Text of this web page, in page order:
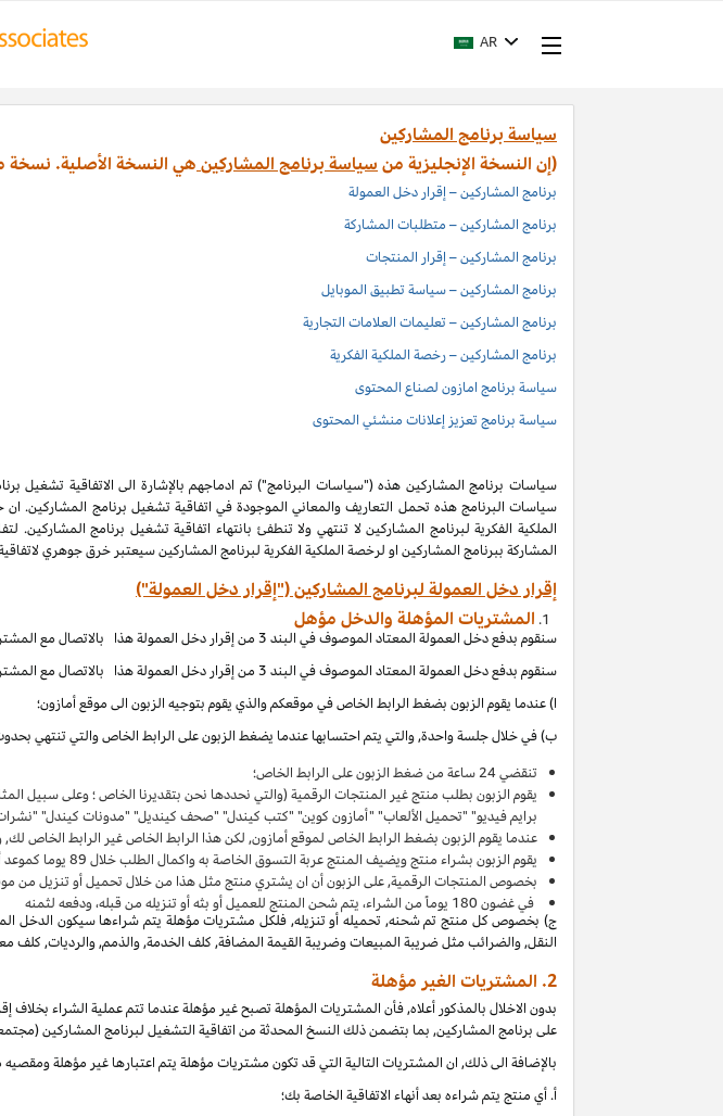
AR
سياسة برنامج المشاركين
(إن النسخة الإنجليزية منسياسة برنامج المشاركين هي النسخة الأصلية. نسخة
برنامج المشاركين – إقرار دخل العمولة
برنامج المشاركين – متطلبات المشاركة
برنامج المشاركين – إقرار المنتجات
برنامج المشاركين – سياسة تطبيق الموبايل
برنامج المشاركين – تعليمات العلامات التجارية
برنامج المشاركين – رخصة الملكية الفكرية
سياسة برنامج امازون لصناع المحتوى
سياسة برنامج تعزيز إعلانات منشئي المحتوى
سياسات برنامج المشاركين هذه ("سياسات البرنامج") تم ادماجهم بالإشارة الى الاتفاقية تشغيل
المشاركة ببرنامج المشاركين او لرخصة الملكية الفكرية لبرنامج المشاركين سيعتبر خرق جوهري
إقرار دخل العمولة لبرنامج المشاركين ("إقرار دخل العمولة")
المشتريات المؤهلة والدخل مؤهل
سنقوم بدفع دخل العمولة المعتاد الموصوف في البند 3 من إقرار دخل العمولة هذا بالاتصال مع المشتريات المؤهلة, والتي (بالإشارة الى الاقصاءات المذكورة في إقرار دخل العمولة هذا) تحصل عند:
سنقوم بدفع دخل العمولة المعتاد الموصوف في البند 3 من إقرار دخل العمولة هذا بالاتصال مع المشتريات المؤهلة, والتي (بالإشارة الى الاقصاءات المذكورة في إقرار دخل العمولة هذا) تحصل عند:
ا) عندما يقوم الزبون بضغط الرابط الخاص في موقعكم والذي يقوم بتوجيه الزبون الى موقع أمازون؛
ب) في خلال جلسة واحدة, والتي يتم احتسابها عندما يضغط الزبون على الرابط الخاص والتي تنتهي
تنقضي 24 ساعة من ضغط الزبون على الرابط الخاص؛
يقوم الزبون بطلب منتج غير المنتجات الرقمية (والتي نحددها نحن بتقديرنا الخاص ؛ وعلى
برايم فيديو" "تحميل الألعاب" "أمازون كوين" "كتب كيندل" "صحف كينديل" "مدونات كيندل"
عندما يقوم الزبون بضغط الرابط الخاص لموقع أمازون, لكن هذا الرابط الخاص غير الرابط الخاص لك,
يقوم الزبون بشراء منتج ويضيف المنتجعربة التسوق الخاصة به واكمال الطلب خلال 89 يوما كموعد أقصاه بعد الضغط على الرابط الخاص الاولي؛ أو
بخصوص المنتجات الرقمية, على الزبون أن ان يشتري منتج مثل هذا من خلال تحميل أو تنزيل من
في غضون 180 يوماً من الشراء، يتم شحن المنتج للعميل أو بثه أو تنزيله من قبله، ودفعه لثمنه
ج) بخصوص كل منتج تم شحنه, تحميله أو تنزيله, فلكل مشتريات مؤهلة يتم شراءها سيكون الدخل
النقل, والضرائب مثل ضريبة المبيعات وضريبة القيمة المضافة, كلف الخدمة, والذمم, والرديات, كلف
2. المشتريات الغير مؤهلة
بدون الاخلال بالمذكور أعلاه, فأن المشتريات المؤهلة تصبح غير مؤهلة عندما تتم عملية الشراء
على برنامج المشاركين, بما بتضمن ذلك النسخ المحدثة من اتفاقية التشغيل لبرنامج المشاركين
بالإضافة الى ذلك, ان المشتريات التالية التي قد تكون مشتريات مؤهلة يتم اعتبارها غير مؤهلة
أ. أي منتج يتم شراءه بعد أنهاء الاتفاقية الخاصة بك؛